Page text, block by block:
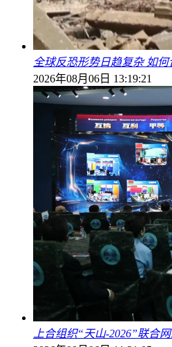
全球反恐形势日趋复杂 如何
2026年08月06日 13:19:21
上合组织“天山-2026”联合